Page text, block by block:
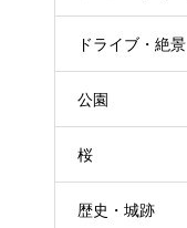
ドライブ・絶景
公園
桜
歴史・城跡